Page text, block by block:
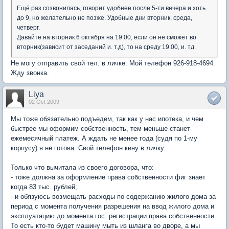
Ещё раз созвонилась, говорит удобнее после 5-ти вечера и хоть
до 9, но желательно не позже. Удобные дни вторник, среда,
четверг.
Давайте на вторник 6 октября на 19.00, если он не сможет во
вторник(зависит от заседаний и. т.д), то на среду 19.00, и. тд.
Не могу отправить свой тел. в личке. Мой телефон 926-918-4694.
Жду звонка.
Liya
02 Oct 2009
Мы тоже обязательно подъедем, так как у нас ипотека, и чем
быстрее мы оформим собственность, тем меньше станет
ежемесячный платеж. А ждать не менее года (судя по 1-му
корпусу) я не готова. Свой телефон кину в личку.
Только что вычитала из своего договора, что:
- тоже должна за оформление права собственности фиг знает
когда 83 тыс. рублей;
- и обязуюсь возмещать расходы по содержанию жилого дома за
период с момента получения разрешения на ввод жилого дома и
эксплуатацию до момента гос. регистрации права собственности.
То есть кто-то будет машину мыть из шланга во дворе, а мы